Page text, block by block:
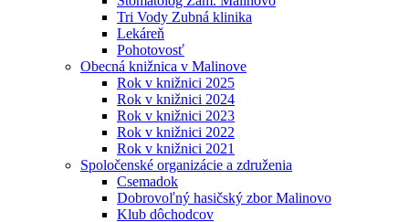
Tri Vody Zubná klinika
Lekáreň
Pohotovosť
Obecná knižnica v Malinove
Rok v knižnici 2025
Rok v knižnici 2024
Rok v knižnici 2023
Rok v knižnici 2022
Rok v knižnici 2021
Spoločenské organizácie a združenia
Csemadok
Dobrovoľný hasičský zbor Malinovo
Klub dôchodcov